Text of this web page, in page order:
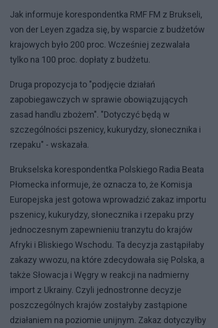
Jak informuje korespondentka RMF FM z Brukseli,
von der Leyen zgadza się, by wsparcie z budżetów
krajowych było 200 proc. Wcześniej zezwalała
tylko na 100 proc. dopłaty z budżetu.
Druga propozycja to "podjęcie działań
zapobiegawczych w sprawie obowiązujących
zasad handlu zbożem". "Dotyczyć będą w
szczególności pszenicy, kukurydzy, słonecznika i
rzepaku" - wskazała.
Brukselska korespondentka Polskiego Radia Beata
Płomecka informuje, że oznacza to, że Komisja
Europejska jest gotowa wprowadzić zakaz importu
pszenicy, kukurydzy, słonecznika i rzepaku przy
jednoczesnym zapewnieniu tranzytu do krajów
Afryki i Bliskiego Wschodu. Ta decyzja zastąpiłaby
zakazy wwozu, na które zdecydowała się Polska, a
także Słowacja i Węgry w reakcji na nadmierny
import z Ukrainy. Czyli jednostronne decyzje
poszczególnych krajów zostałyby zastąpione
działaniem na poziomie unijnym. Zakaz dotyczyłby